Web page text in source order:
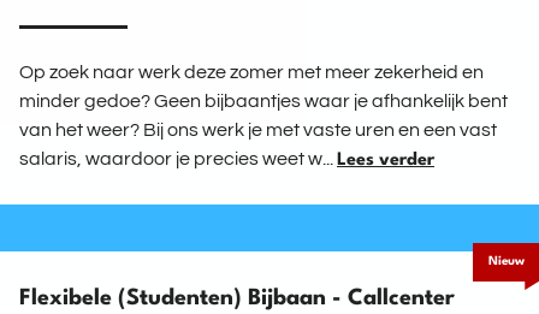
Op zoek naar werk deze zomer met meer zekerheid en
minder gedoe? Geen bijbaantjes waar je afhankelijk bent
van het weer? Bij ons werk je met vaste uren en een vast
salaris, waardoor je precies weet w...
Lees verder
Flexibele (Studenten) Bijbaan - Callcenter
Nieuw